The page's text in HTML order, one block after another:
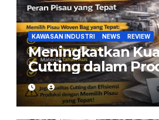
KAWASAN INDUSTRI NEWS REVIEW
Meningkatkan
Cutting dalam
Woven Bag: Peran
Tepat